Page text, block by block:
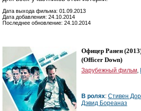
Дата выхода фильма: 01.09.2013
Дата добавления: 24.10.2014
Последнее обновление: 24.10.2014
Офицер Ранен
(Officer Down)
Зарубежный фильм,
В ролях: Стивен
Дэвид Бореаназ